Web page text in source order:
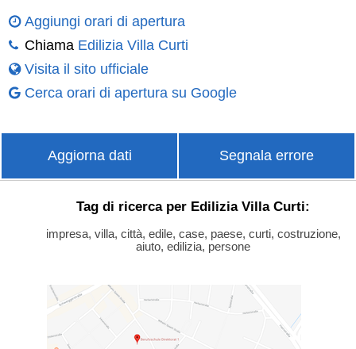
Aggiungi orari di apertura
Chiama Edilizia Villa Curti
Visita il sito ufficiale
Cerca orari di apertura su Google
Aggiorna dati Segnala errore
Tag di ricerca per Edilizia Villa Curti:
impresa, villa, città, edile, case, paese, curti, costruzione,
aiuto, edilizia, persone